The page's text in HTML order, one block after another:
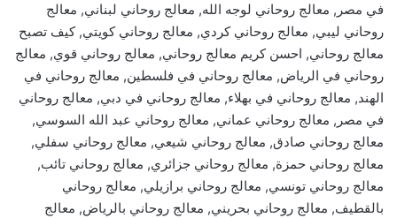
في مصر, معالج روحاني لوجه الله, معالج روحاني لبناني, معالج
روحاني ليبي, معالج روحاني كردي, معالج روحاني كويتي, كيف تصبح
معالج روحاني, احسن كريم معالج روحاني, معالج روحاني قوي, معالج
روحاني في الرياض, معالج روحاني في فلسطين, معالج روحاني في
الهند, معالج روحاني في بهلاء, معالج روحاني في دبي, معالج روحاني
في مصر, معالج روحاني عماني, معالج روحاني عبد الله السوسي,
معالج روحاني صادق, معالج روحاني شيعي, معالج روحاني سفلي,
معالج روحاني حمزة, معالج روحاني جزائري, معالج روحاني تائب,
معالج روحاني تونسي, معالج روحاني برازيلي, معالج روحاني
بالقطيف, معالج روحاني بحريني, معالج روحاني بالرياض, معالج